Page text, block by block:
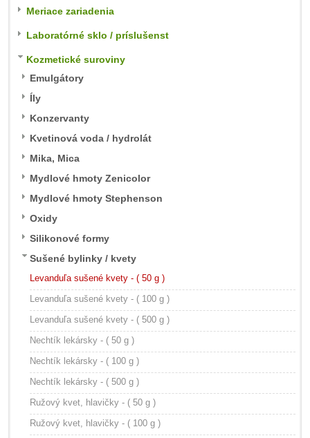
Meriace zariadenia
Laboratórné sklo / príslušenst
Kozmetické suroviny
Emulgátory
Íly
Konzervanty
Kvetinová voda / hydrolát
Mika, Mica
Mydlové hmoty Zenicolor
Mydlové hmoty Stephenson
Oxidy
Silikonové formy
Sušené bylinky / kvety
Levanduľa sušené kvety - ( 50 g )
Levanduľa sušené kvety - ( 100 g )
Levanduľa sušené kvety - ( 500 g )
Nechtík lekársky - ( 50 g )
Nechtík lekársky - ( 100 g )
Nechtík lekársky - ( 500 g )
Ružový kvet, hlavičky - ( 50 g )
Ružový kvet, hlavičky - ( 100 g )